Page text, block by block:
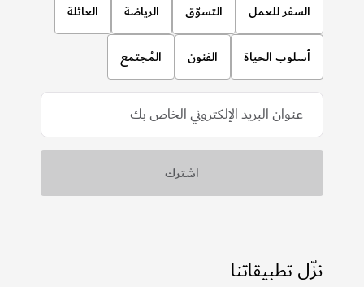
السفر للعمل التسوّق الرياضة العائلة
أسلوب الحياة الفنون المُجتمع
نزّل تطبيقاتنا